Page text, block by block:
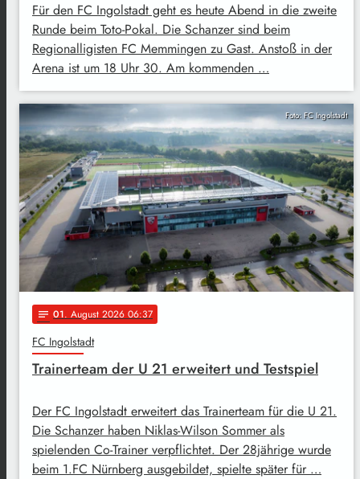
Für den FC Ingolstadt geht es heute Abend in die zweite
Runde beim Toto-Pokal. Die Schanzer sind beim
Regionalligisten FC Memmingen zu Gast. Anstoß in der
Arena ist um 18 Uhr 30. Am kommenden …
Foto: FC Ingolstadt
notes 01. August 2026 06:37
FC Ingolstadt
Trainerteam der U 21 erweitert und Testspiel
Der FC Ingolstadt erweitert das Trainerteam für die U 21.
Die Schanzer haben Niklas-Wilson Sommer als
spielenden Co-Trainer verpflichtet. Der 28jährige wurde
beim 1.FC Nürnberg ausgebildet, spielte später für …